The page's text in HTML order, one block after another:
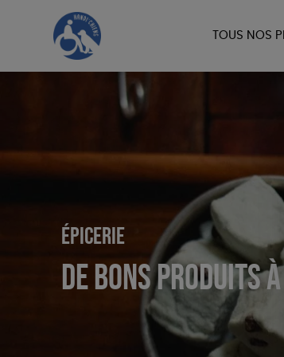
TOUS NOS
Épicerie
DE BONS PRODUITS